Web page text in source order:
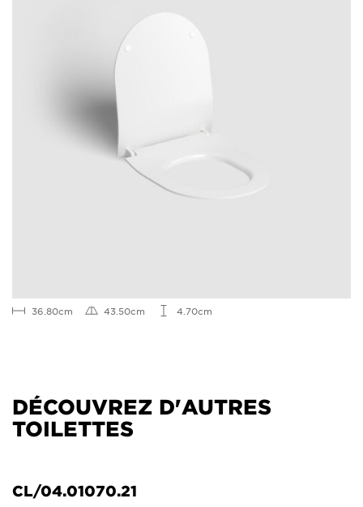
36.80cm 43.50cm 4.70cm
DÉCOUVREZ D'AUTRES
TOILETTES
CL/04.01070.21